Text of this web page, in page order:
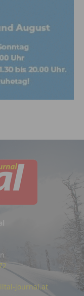
journal.at